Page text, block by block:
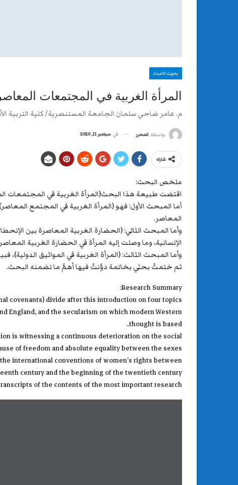
بحوث الاعداد
المرأة الغربية في المجتمعات
م. عامر ضاحي سلمان الجامعة المستنصرية/ كلية التربية
بواسطة المحرر في سبتمبر 11, 2020
شارك
ملخص البحث:
اقتضت طبيعة هذا البحث(المرأة الغربية في المجتمعات
أما المبحث الأول: فهو (المرأة الغربية في المجتمع المعاصر)
المعاصر.
وأما المبحث الثاني: (الحضارة الغربية المعاصرة بين
الإنسانية، وما وصلت إليه المرأة في الحضارة الغربية
وأما المبحث الثالث: (المرأة الغربية في المواثيق
ثم ختمتُ بحثي بخاتمة دوَّنتُ فيها أهمَّ ما تضمنه البحث.
Research Summary:
covenants) divide after this introduction on four topics :
England, and the secularism on which modern Western
thought is based..
is witnessing a continuous deterioration on the social
of freedom and absolute equality between the sexes.
international conventions of women’s rights between
century and the beginning of the twentieth century .
of the contents of the most important research.